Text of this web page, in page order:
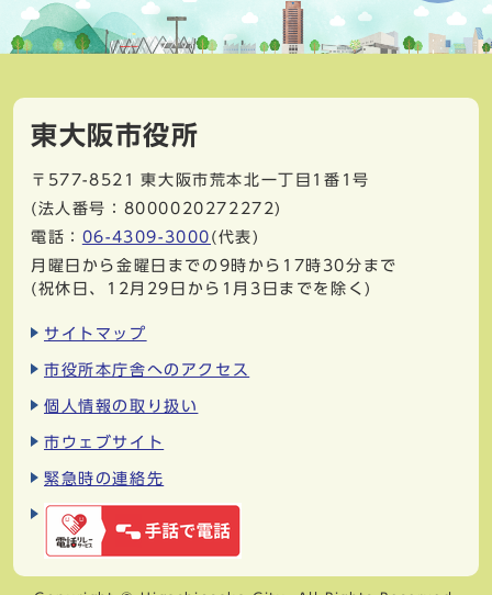
東大阪市役所
〒577-8521
東大阪市荒本北一丁目1番1号
(法人番号：8000020272272)
電話： 06-4309-3000 (代表)
月曜日から金曜日までの9時から17時30分まで
(祝休日、12月29日から1月3日までを除く)
サイトマップ
市役所本庁舎へのアクセス
個人情報の取り扱い
市ウェブサイト
緊急時の連絡先